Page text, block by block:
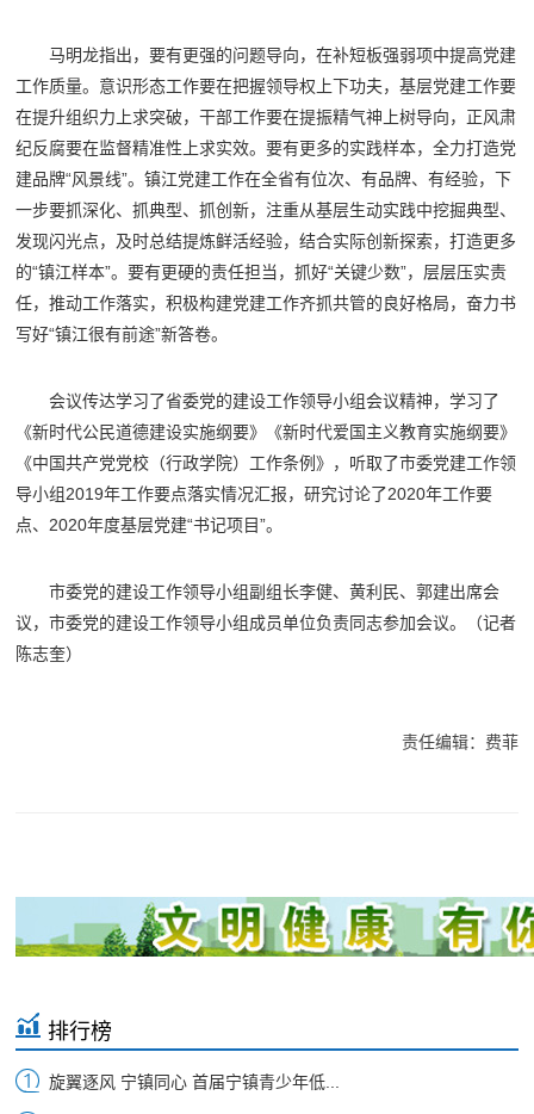
马明龙指出，要有更强的问题导向，在补短板强弱项中提高党建
工作质量。意识形态工作要在把握领导权上下功夫，基层党建工作要
在提升组织力上求突破，干部工作要在提振精气神上树导向，正风肃
纪反腐要在监督精准性上求实效。要有更多的实践样本，全力打造党
建品牌“风景线”。镇江党建工作在全省有位次、有品牌、有经验，下
一步要抓深化、抓典型、抓创新，注重从基层生动实践中挖掘典型、
发现闪光点，及时总结提炼鲜活经验，结合实际创新探索，打造更多
的“镇江样本”。要有更硬的责任担当，抓好“关键少数”，层层压实责
任，推动工作落实，积极构建党建工作齐抓共管的良好格局，奋力书
写好“镇江很有前途”新答卷。
会议传达学习了省委党的建设工作领导小组会议精神，学习了
《新时代公民道德建设实施纲要》《新时代爱国主义教育实施纲要》
《中国共产党党校（行政学院）工作条例》，听取了市委党建工作领
导小组2019年工作要点落实情况汇报，研究讨论了2020年工作要
点、2020年度基层党建“书记项目”。
市委党的建设工作领导小组副组长李健、黄利民、郭建出席会
议，市委党的建设工作领导小组成员单位负责同志参加会议。（记者
陈志奎）
责任编辑：费菲
排行榜
旋翼逐风 宁镇同心 首届宁镇青少年低...